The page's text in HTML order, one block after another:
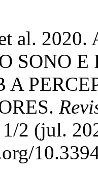
al.
SONO
A
2 (jul.